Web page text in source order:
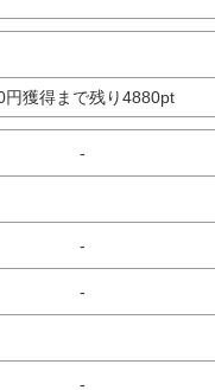
円獲得まで残り4880pt
-
-
-
-